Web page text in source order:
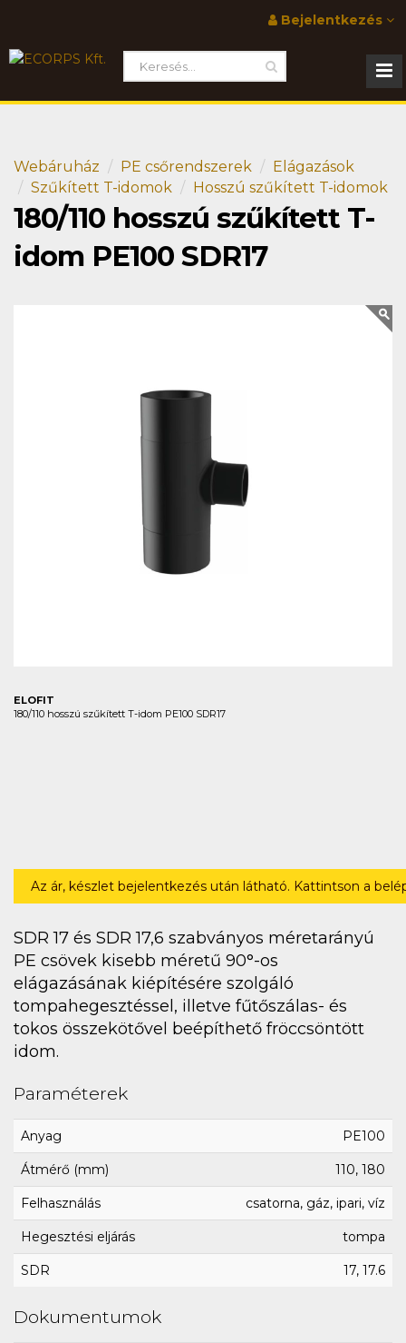
Bejelentkezés
Webáruház PE csőrendszerek
Elágazások
Szűkített T-idomok
Hosszú szűkített T-idomok
180/110 hosszú szűkített T-
idom PE100 SDR17
ELOFIT
180/110 hosszú szűkített T-idom PE100 SDR17
Az ár, készlet bejelentkezés után látható. Kattintson a
SDR 17 és SDR 17,6 szabványos méretarányú
PE csövek kisebb méretű 90°-os
elágazásának kiépítésére szolgáló
tompahegesztéssel, illetve fűtőszálas- és
tokos összekötővel beépíthető fröccsöntött
idom.
Paraméterek
Anyag PE100
Átmérő (mm) 110, 180
Felhasználás csatorna, gáz, ipari, víz
Hegesztési eljárás tompa
SDR 17, 17.6
Dokumentumok